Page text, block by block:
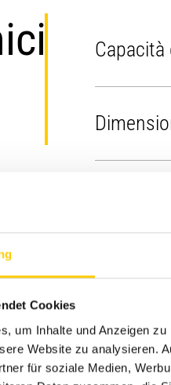
Cookies
um Inhalte und Anzeigen
Website zu analysieren.
für soziale Medien,
Capacità
Sistema
Altezza
cabina
Impianto